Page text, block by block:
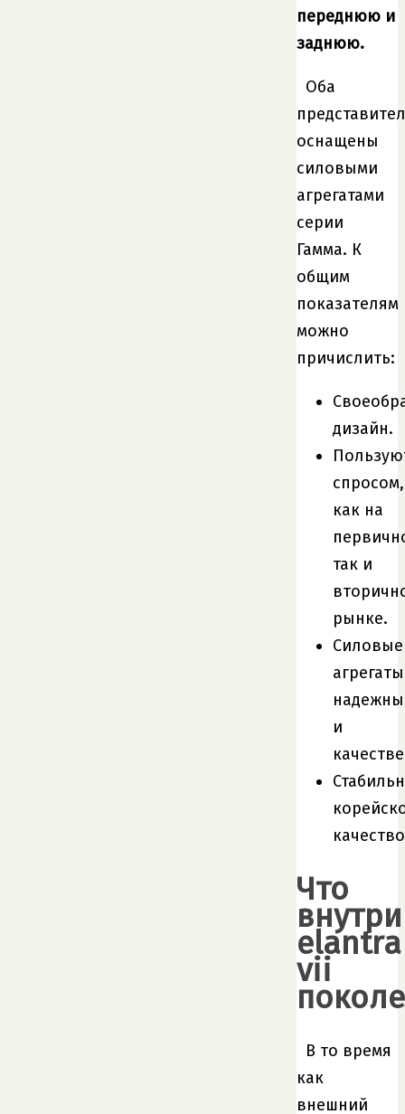
переднюю и
заднюю.
Оба
оснащены
силовыми
агрегатами
серии
Гамма. К
общим
показателям
можно
причислить:
дизайн.
спросом,
как на
так и
рынке.
Силовые
агрегаты
надежны
и
Что
внутри
elantra
vii
В то время
как
внешний